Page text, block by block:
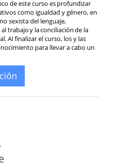
de este curso es profundizar
como igualdad y género, en
sexista del lenguaje,
trabajo y la conciliación de la
Al finalizar el curso, los y las
para llevar a cabo un